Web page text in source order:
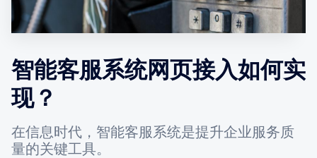
智能客服系统网页接入如何实
现？
在信息时代，智能客服系统是提升企业服务质
量的关键工具。